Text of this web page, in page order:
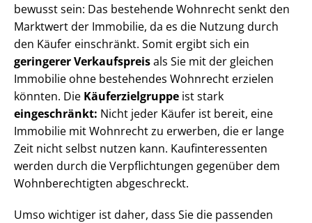
bewusst sein: Das bestehende Wohnrecht senkt den
Marktwert der Immobilie, da es die Nutzung durch
den Käufer einschränkt. Somit ergibt sich ein
geringerer Verkaufspreisals Sie mit der gleichen
Immobilie ohne bestehendes Wohnrecht erzielen
könnten. Die Käu­fer­ziel­grup­pe ist stark
eingeschränkt: Nicht jeder Käufer ist bereit, eine
Immobilie mit Wohnrecht zu erwerben, die er lange
Zeit nicht selbst nutzen kann. Kauf­in­ter­es­sen­ten
werden durch die Verpflichtungen gegenüber dem
Wohn­be­rech­tig­ten abgeschreckt.
Umso wichtiger ist daher, dass Sie die passenden